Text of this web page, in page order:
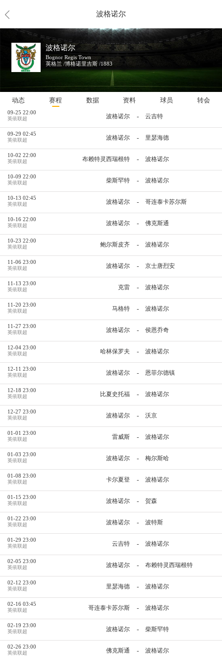
波格诺尔
波格诺尔
Bognor Regis Town
英格兰 /博格诺里吉斯 /1883
动态 赛程 数据 资料 球员 转会
未来赛程
09-11 22:00
英依联超 波格诺尔 - 卡尔夏登
09-15 02:45
贺森 - 波格诺尔
09-18 22:00
英依联超
09-25 22:00
英依联超 波格诺尔 - 云吉特
09-29 02:45
英依联超 波格诺尔 - 里瑟海德
10-02 22:00
英依联超 布赖特灵西瑞根特 - 波格诺尔
10-09 22:00
英依联超 柴斯罕特 - 波格诺尔
10-13 02:45
英依联超 波格诺尔 - 哥连泰卡苏尔斯
10-16 22:00
英依联超 波格诺尔 - 佛克斯通
10-23 22:00
英依联超 鲍尔斯皮齐 - 波格诺尔
11-06 23:00
英依联超 波格诺尔 - 京士唐烈安
11-13 23:00
英依联超 克雷 - 波格诺尔
11-20 23:00
英依联超 马格特 - 波格诺尔
11-27 23:00
英依联超 波格诺尔 - 侯恩乔奇
12-04 23:00
英依联超 哈林保罗夫 - 波格诺尔
12-11 23:00
英依联超 波格诺尔 - 恩菲尔德镇
12-18 23:00
英依联超 比夏史托福 - 波格诺尔
12-27 23:00
英依联超 波格诺尔 - 沃京
01-01 23:00
英依联超 雷威斯 - 波格诺尔
01-03 23:00
英依联超 波格诺尔 - 梅尔斯哈
01-08 23:00
英依联超 卡尔夏登 - 波格诺尔
01-15 23:00
英依联超 波格诺尔 - 贺森
01-22 23:00
英依联超 波格诺尔 - 波特斯
01-29 23:00
英依联超 云吉特 - 波格诺尔
02-05 23:00
英依联超 波格诺尔 - 布赖特灵西瑞根特
02-12 23:00
英依联超 里瑟海德 - 波格诺尔
02-16 03:45
英依联超 哥连泰卡苏尔斯 - 波格诺尔
02-19 23:00
英依联超 波格诺尔 - 柴斯罕特
02-26 23:00
英依联超 佛克斯通 - 波格诺尔